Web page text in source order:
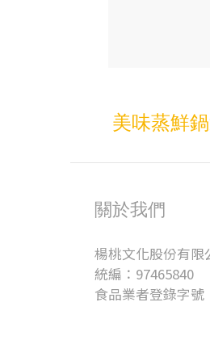
美味蒸鮮
關於我們
楊桃文化股份有限
統編：97465840
食品業者登錄字號